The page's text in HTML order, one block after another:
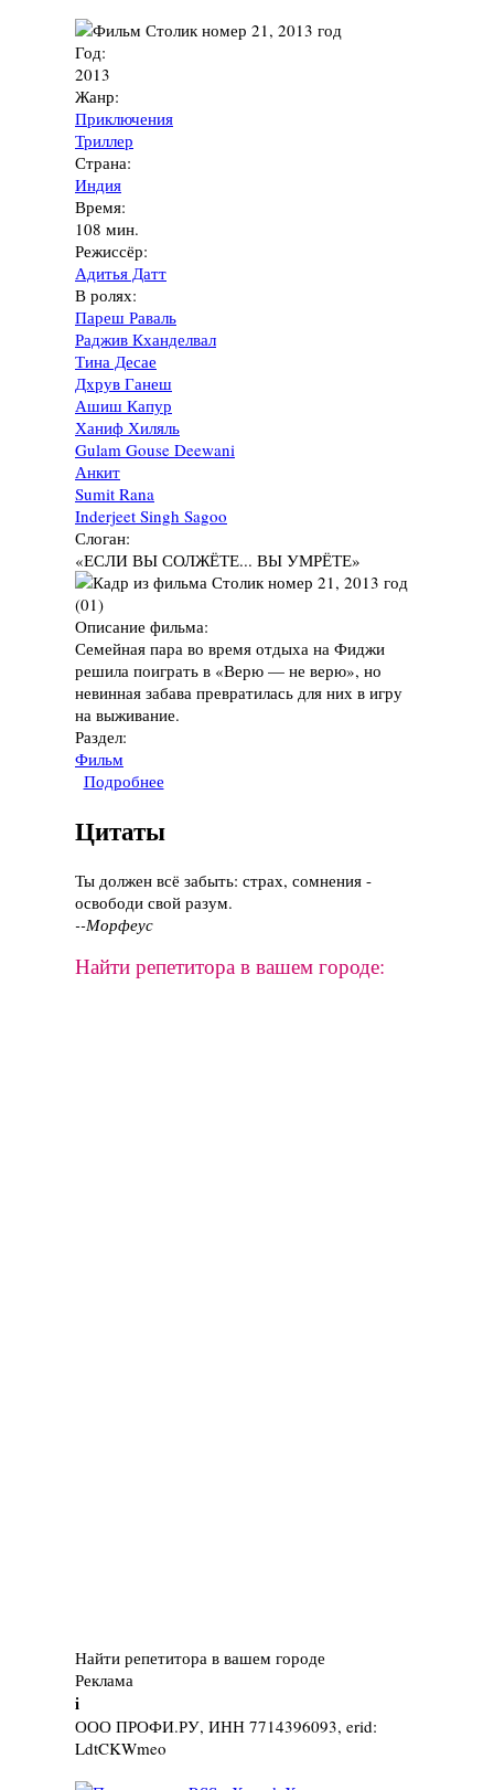
Год:
2013
Жанр:
Приключения
Триллер
Страна:
Индия
Время:
108 мин.
Режиссёр:
Адитья Датт
В ролях:
Пареш Раваль
Раджив Кханделвал
Тина Десае
Дхрув Ганеш
Ашиш Капур
Ханиф Хиляль
Gulam Gouse Deewani
Анкит
Sumit Rana
Inderjeet Singh Sagoo
Слоган:
«ЕСЛИ ВЫ СОЛЖЁТЕ... ВЫ УМРЁТЕ»
Описание фильма:
Семейная пара во время отдыха на Фиджи
решила поиграть в «Верю — не верю», но
невинная забава превратилась для них в игру
на выживание.
Раздел:
Фильм
Подробнее
Цитаты
Ты должен всё забыть: страх, сомнения -
освободи свой разум.
--Морфеус
Найти репетитора в вашем городе:
Найти репетитора в вашем городе
Реклама
i
ООО ПРОФИ.РУ, ИНН 7714396093, erid:
LdtCKWmeo